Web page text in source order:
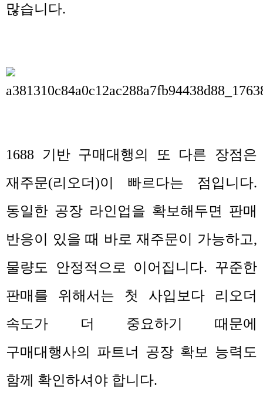
많습니다.
1688 기반 구매대행의 또 다른 장점은
재주문(리오더)이 빠르다는 점입니다.
동일한 공장 라인업을 확보해두면 판매
반응이 있을 때 바로 재주문이 가능하고,
물량도 안정적으로 이어집니다. 꾸준한
판매를 위해서는 첫 사입보다 리오더
속도가 더 중요하기 때문에
구매대행사의 파트너 공장 확보 능력도
함께 확인하셔야 합니다.